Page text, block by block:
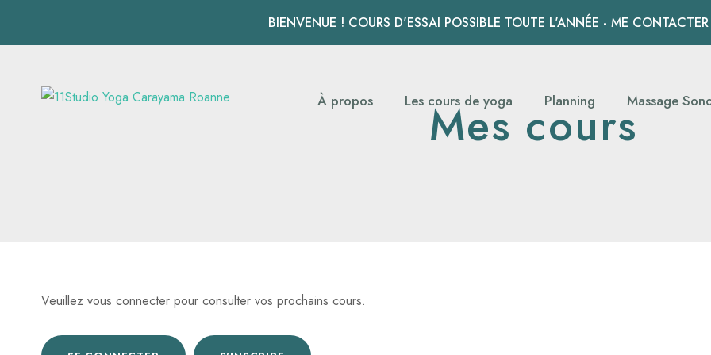
BIENVENUE ! COURS D'ESSAI POSSIBLE TOUTE L'ANNÉE - ME
À propos Les cours de yoga Planning Massage
Mes cours
Veuillez vous connecter pour consulter vos prochains cours.